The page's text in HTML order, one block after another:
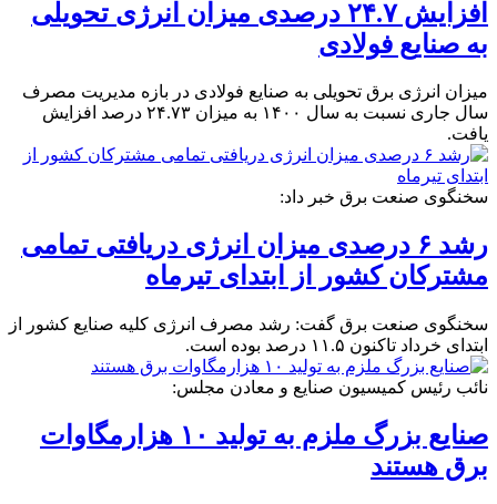
افزایش ۲۴.۷ درصدی میزان انرژی تحویلی
به صنایع فولادی
میزان انرژی برق تحویلی به صنایع فولادی در بازه مدیریت مصرف
سال جاری نسبت به سال ۱۴۰۰ به میزان ۲۴.۷۳ درصد افزایش
یافت.
سخنگوی صنعت برق خبر داد:
رشد ۶ درصدی میزان انرژی دریافتی تمامی
مشترکان کشور از ابتدای تیرماه
سخنگوی صنعت برق گفت: رشد مصرف انرژی کلیه صنایع کشور از
ابتدای خرداد تاکنون ۱۱.۵ درصد بوده است.
نائب رئیس کمیسیون صنایع و معادن مجلس:
صنایع بزرگ ملزم به تولید ۱۰ هزارمگاوات
برق هستند